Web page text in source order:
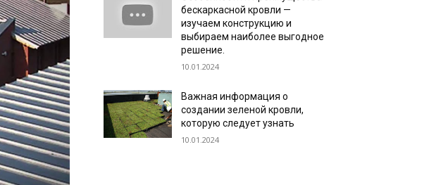
бескаркасной кровли —
изучаем конструкцию и
выбираем наиболее выгодное
решение.
10.01.2024
Важная информация о
создании зеленой кровли,
которую следует узнать
10.01.2024